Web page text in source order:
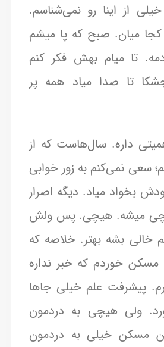
از اینا رو نمی‌شناسم.
میان. صبح که پا میشم
تا میام بهش فکر کنم
تا صدا میاد همه پر
داره. سال‌هاست که از
سعی نمی‌کنم به زور خوابی
بخواد میاد. دیگه اصرار
چی میشه. هیچی. پس ولش
بشه بهتر. خلاصه که
مسکن خوردم که خبر نداره
پیشرفت علم خیلی جاها
ولی هیچی به دردمون
مسکن خیلی به دردمون